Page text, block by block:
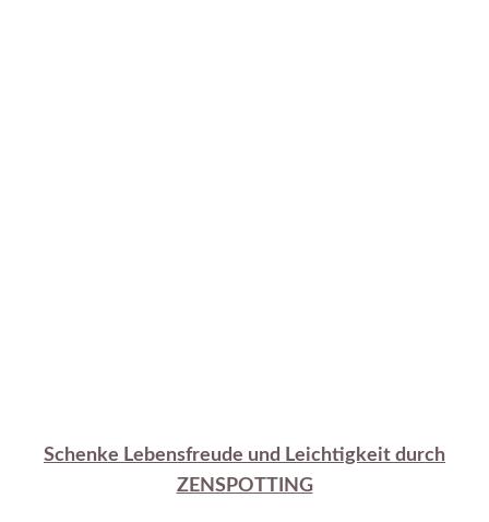
Schenke Lebensfreude und Leichtigkeit durch
ZENSPOTTING